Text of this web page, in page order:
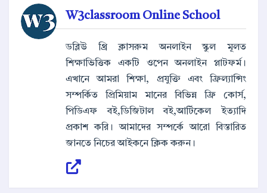
W3classroom Online School
ডব্লিউ থ্রি ক্লাসরুম অনলাইন স্কুল মূলত
শিক্ষাভিত্তিক একটি ওপেন অনলাইন প্লাটফর্ম।
এখানে আমরা শিক্ষা, প্রযুক্তি এবং ফ্রিল্যান্সিং
সম্পর্কিত প্রিমিয়াম মানের বিভিন্ন ফ্রি কোর্স,
পিডিএফ বই,ডিজিটাল বই,আর্টিকেল ইত্যাদি
প্রকাশ করি। আমাদের সম্পর্কে আরো বিস্তারিত
জানতে নিচের আইকনে ক্লিক করুন।